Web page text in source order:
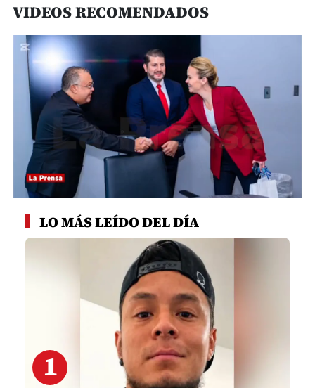
VIDEOS RECOMENDADOS
secondsLO MÁS LEÍDO DEL DÍA
1